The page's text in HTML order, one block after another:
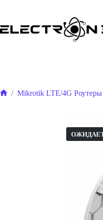
/ Mikrotik LTE/4G